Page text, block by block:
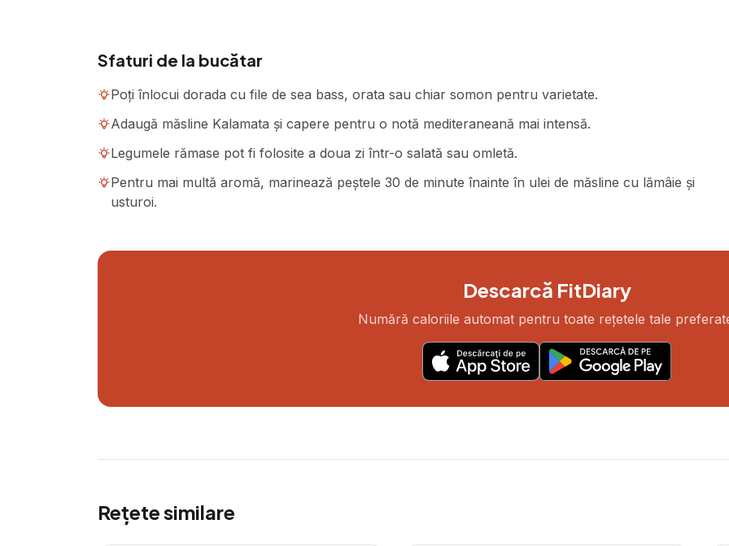
Sfaturi de la bucătar
Poți înlocui dorada cu file de sea bass, orata sau chiar somon pentru varietate.
Adaugă măsline Kalamata și capere pentru o notă mediteraneană mai intensă.
Legumele rămase pot fi folosite a doua zi într-o salată sau omletă.
Pentru mai multă aromă, marinează peștele 30 de minute înainte în ulei de măsline cu lămâie și
usturoi.
Descarcă FitDiary
Numără caloriile automat pentru toate rețetele tale
Rețete similare